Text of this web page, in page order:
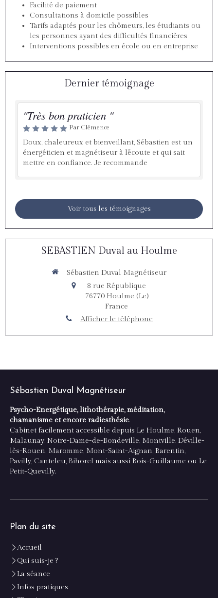
Facilité de paiement
Consultations à domicile possibles
Tarifs adaptés pour les chômeurs, les étudiants ou
les personnes ayant des difficultés financières
Interventions possibles en école ou en entreprise
Dernier témoignage
"Très bon praticien "
Par Clémence
Doux, chaleureux et bienveillant, Sébastien est un
énergéticien et magnétiseur à l’écoute et qui sait
mettre en confiance. Je recommande
Voir tous les témoignages
SEBASTIEN Duval au Houlme
Sébastien Duval Magnétiseur
8 rue République
76770 Houlme (Le)
France
Afficher le téléphone
Sébastien Duval Magnétiseur
Psycho-Energétique, lithothérapie, méditation,
chamanisme et encore radiesthésie.
Cabinet facilement accessible depuis Le Houlme, Rouen,
Malaunay, Notre-Dame-de-Bondeville, Montville, Déville-
lès-Rouen, Maromme, Mont-Saint-Aignan, Barentin,
Pavilly, Canteleu, Bihorel mais aussi Bois-Guillaume ou Le
Petit-Quevilly.
Plan du site
Accueil
Qui suis-je ?
La séance
Infos pratiques